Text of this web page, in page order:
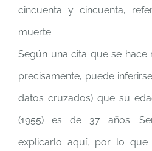
cincuenta y cincuenta,
muerte.
Según una cita que se hace
precisamente, puede
datos cruzados) que su
(1955) es de 37 años.
explicarlo aquí, por lo que